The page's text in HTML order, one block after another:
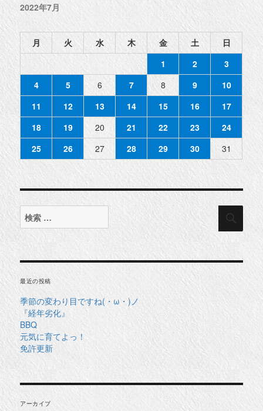
2022年7月
月 火 水 木 金 土
日
1
2
3
4
5 6 7 8 9
10
11
12 13 14 15 16
17
18
19 20 21 22 23
24
25
26 27 28 29 30 31
検
索
検
最近の投稿
季節の変わり目ですね(・ω・)ノ
『経年劣化』
BBQ
元気に育てよっ！
免許更新
アーカイブ